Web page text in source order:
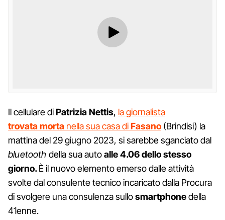
Il cellulare diPatrizia Nettis, la giornalista
trovatamorta nella sua casa diFasano (Brindisi) la
mattina del 29 giugno 2023, si sarebbe sganciato dal
bluetooth della sua autoalle 4.06 dello stesso
giorno.È il nuovo elemento emerso dalle attività
svolte dal consulente tecnico incaricato dalla Procura
di svolgere una consulenza sullosmartphonedella
41enne.